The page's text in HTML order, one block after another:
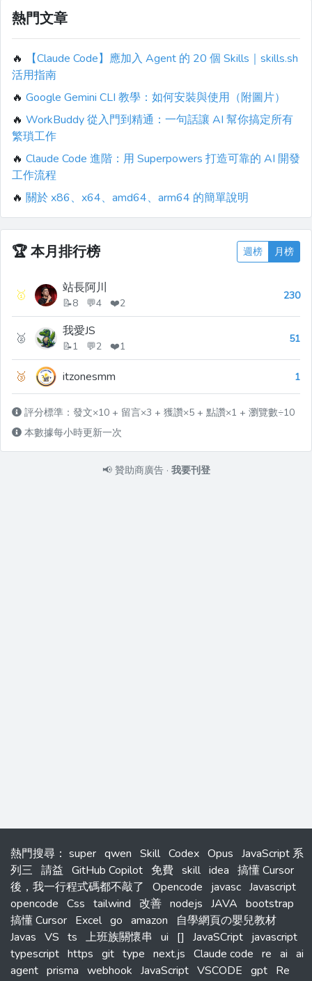
熱門文章
🔥
【Claude Code】應加入 Agent 的 20 個 Skills｜skills.sh
活用指南
🔥 Google Gemini CLI 教學：如何安裝與使用（附圖片）
🔥 WorkBuddy 從入門到精通：一句話讓 AI 幫你搞定所有
繁瑣工作
🔥 Claude Code 進階：用 Superpowers 打造可靠的 AI 開發
工作流程
🔥 關於 x86、x64、amd64、arm64 的簡單說明
🏆本月排行榜 週榜 月榜
🥇 站長阿川
📝8 💬4 ❤️2
230
🥈 我愛JS
📝1 💬2 ❤️1
51
🥉 itzonesmm 1
評分標準：發文×10 + 留言×3 + 獲讚×5 + 點讚×1 + 瀏覽數÷10
本數據每小時更新一次
📢 贊助商廣告 · 我要刊登
熱門搜尋 ： super qwen Skill Codex Opus JavaScript 系
列三 請益 GitHub Copilot 免費 skill idea 搞懂 Cursor
後，我一行程式碼都不敲了
Opencode javasc Javascript
opencode Css tailwind 改善 nodejs JAVA bootstrap
搞懂 Cursor Excel go amazon
自學網頁の嬰兒教材
Javas VS ts 上班族關懷串 ui [] JavaSCript javascript
typescript https git type next.js Claude code re ai ai
agent prisma webhook JavaScript VSCODE gpt Re